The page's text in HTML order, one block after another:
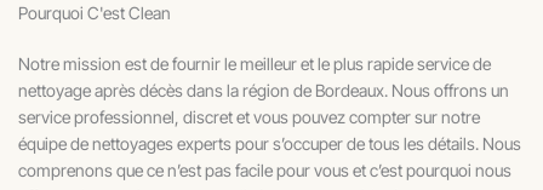
Pourquoi C'est Clean
Notre mission est de fournir le meilleur et le plus rapide service de
nettoyage après décès dans la région de Bordeaux. Nous offrons un
service professionnel, discret et vous pouvez compter sur notre
équipe de nettoyages experts pour s’occuper de tous les détails. Nous
comprenons que ce n’est pas facile pour vous et c’est pourquoi nous